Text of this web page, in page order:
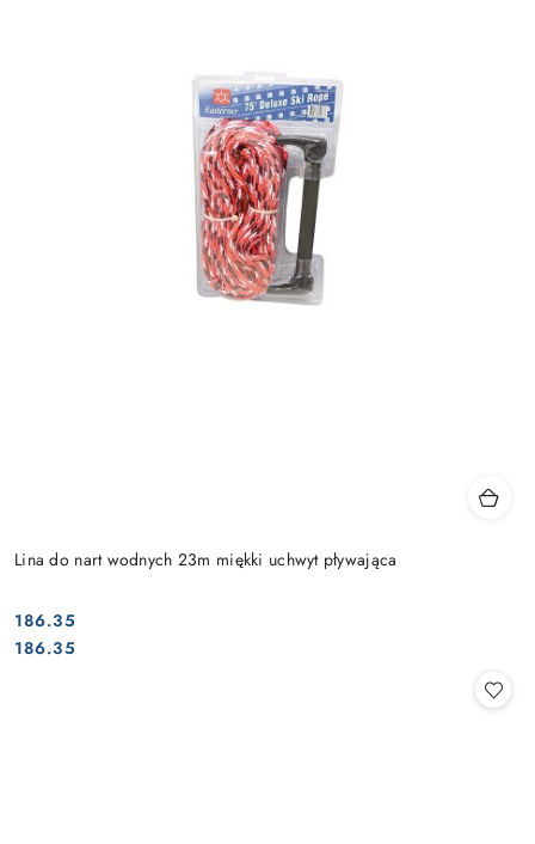
Lina do nart wodnych 23m miękki uchwyt pływająca
Cena:
186.35
Cena:
186.35